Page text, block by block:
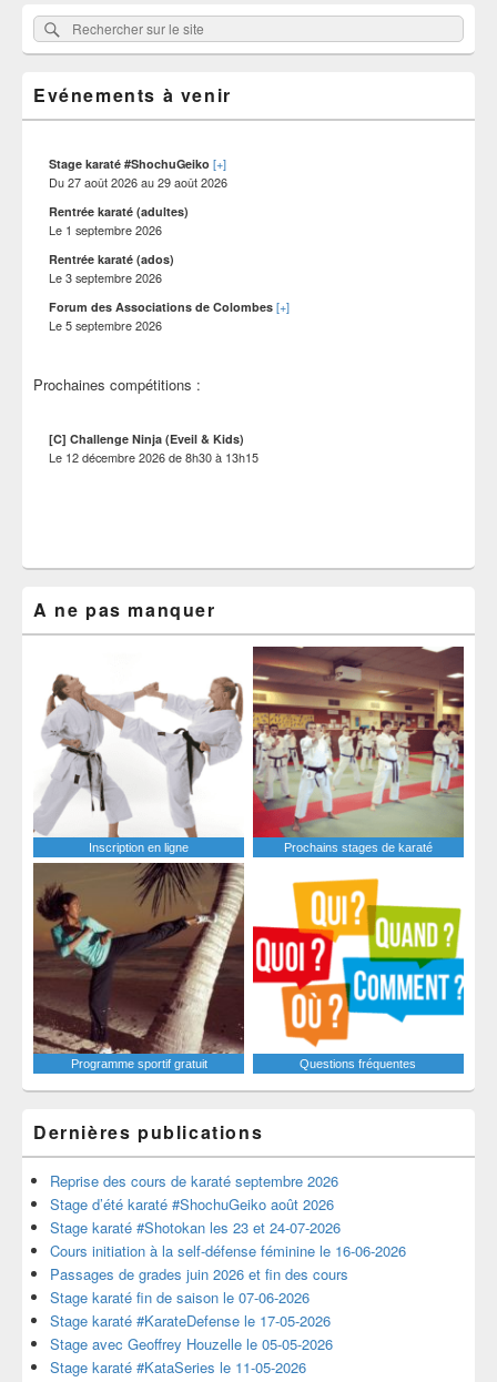
Zone
principale
de
pour
Rechercher :
Rechercher
sur
site
Evénements à venir
Stage karaté #ShochuGeiko [+]
Du27 août 2026au29 août 2026
Rentrée karaté (adultes)
Le 1 septembre 2026
Rentrée karaté (ados)
Le3 septembre 2026
Forum des Associations de Colombes [+]
Le5 septembre 2026
Prochaines compétitions :
[C] Challenge Ninja (Eveil & Kids)
Le 12 décembre 2026de8h30à 13h15
A ne pas manquer
Inscription en ligne Prochains stages de karaté
Programme sportif gratuit Questions fréquentes
Dernières publications
Reprise des cours de karaté septembre 2026
Stage d’été karaté #ShochuGeiko août 2026
Stage karaté #Shotokan les 23 et 24-07-2026
Cours initiation à la self-défense féminine le 16-06-2026
Passages de grades juin 2026 et fin des cours
Stage karaté fin de saison le 07-06-2026
Stage karaté #KarateDefense le 17-05-2026
Stage avec Geoffrey Houzelle le 05-05-2026
Stage karaté #KataSeries le 11-05-2026